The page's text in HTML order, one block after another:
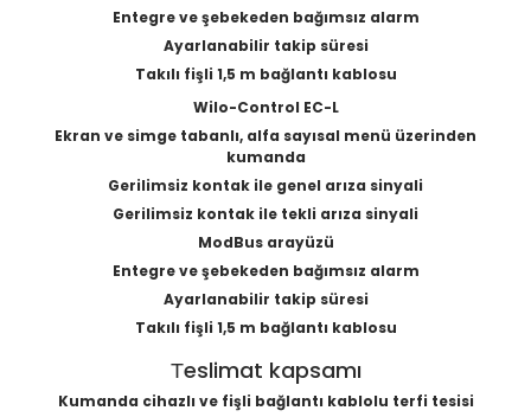
Entegre ve şebekeden bağımsız alarm
Ayarlanabilir takip süresi
Takılı fişli 1,5 m bağlantı kablosu
Wilo-Control EC-L
Ekran ve simge tabanlı, alfa sayısal menü üzerinden
kumanda
Gerilimsiz kontak ile genel arıza sinyali
Gerilimsiz kontak ile tekli arıza sinyali
ModBus arayüzü
Entegre ve şebekeden bağımsız alarm
Ayarlanabilir takip süresi
Takılı fişli 1,5 m bağlantı kablosu
Тeslimat kapsamı
Kumanda cihazlı ve fişli bağlantı kablolu terfi tesisi